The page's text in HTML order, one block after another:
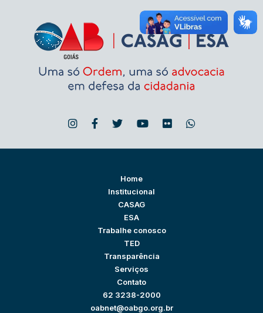
Home
Institucional
CASAG
ESA
Trabalhe conosco
TED
Transparência
Serviços
Contato
62 3238-2000
oabnet@oabgo.org.br